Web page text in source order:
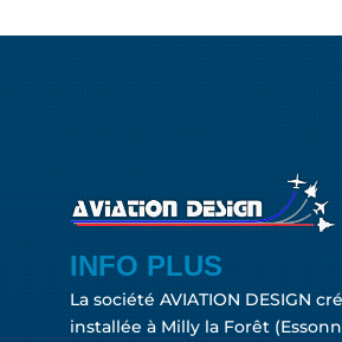
INFO PLUS
La société AVIATION DESIGN
installée à Milly la Forêt